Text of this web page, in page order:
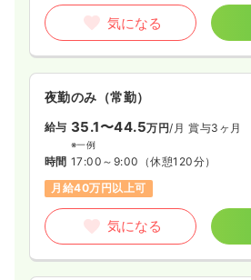
気になる
夜勤のみ（常勤）
給与 35.1〜44.5万円/月 賞与3ヶ月
※一例
時間 17:00～9:00 （休憩120分）
月給40万円以上可
気になる